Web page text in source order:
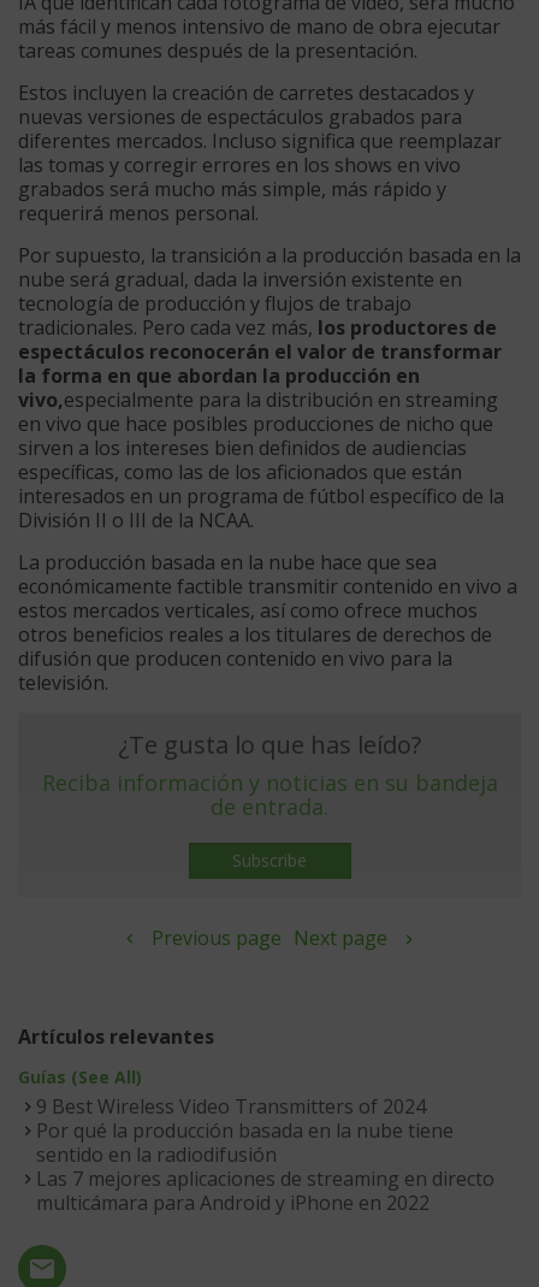
más fácil y menos intensivo de mano de obra ejecutar
tareas comunes después de la presentación.
Estos incluyen la creación de carretes destacados y
nuevas versiones de espectáculos grabados para
diferentes mercados. Incluso significa que reemplazar
las tomas y corregir errores en los shows en vivo
grabados será mucho más simple, más rápido y
requerirá menos personal.
Por supuesto, la transición a la producción basada en la
nube será gradual, dada la inversión existente en
tecnología de producción y flujos de trabajo
tradicionales. Pero cada vez más, los productores de
espectáculos reconocerán el valor de transformar
la forma en que abordan la producción en
vivo,especialmente para la distribución en streaming
en vivo que hace posibles producciones de nicho que
sirven a los intereses bien definidos de audiencias
específicas, como las de los aficionados que están
interesados en un programa de fútbol específico de la
División II o III de la NCAA.
La producción basada en la nube hace que sea
económicamente factible transmitir contenido en vivo a
estos mercados verticales, así como ofrece muchos
otros beneficios reales a los titulares de derechos de
difusión que producen contenido en vivo para la
televisión.
¿Te gusta lo que has leído?
Reciba información y noticias en su bandeja
de entrada.
Subscribe
Previous page Next page
Artículos relevantes
Guías (See All)
9 Best Wireless Video Transmitters of 2024
Por qué la producción basada en la nube tiene
sentido en la radiodifusión
Las 7 mejores aplicaciones de streaming en directo
multicámara para Android y iPhone en 2022